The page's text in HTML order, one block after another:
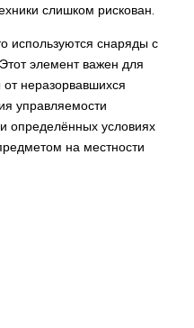
слишком рискован.
используются снаряды с
элемент важен для
неразорвавшихся
управляемости
определённых условиях
на местности